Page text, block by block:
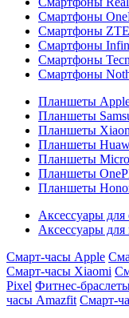
Смартфоны
Смартфоны ZTE
Смартфоны
Смартфоны
Смартфоны
Планшеты
Планшеты
Планшеты
Планшеты
Планшеты
Планшеты
Планшеты
Аксессуары
Аксессуары
Смарт-часы Apple
Смарт-часы Xiaomi
Pixel Фитнес-
часы Amazfit Смарт-